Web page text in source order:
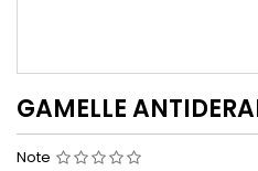
GAMELLE
Note